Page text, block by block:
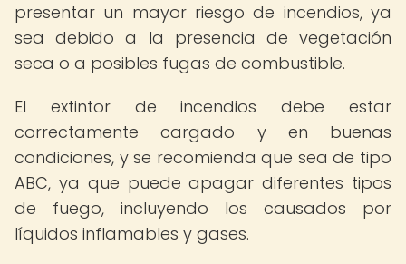
presentar un mayor riesgo de incendios, ya
sea debido a la presencia de vegetación
seca o a posibles fugas de combustible.
El extintor de incendios debe estar
correctamente cargado y en buenas
condiciones, y se recomienda que sea de tipo
ABC, ya que puede apagar diferentes tipos
de fuego, incluyendo los causados por
líquidos inflamables y gases.